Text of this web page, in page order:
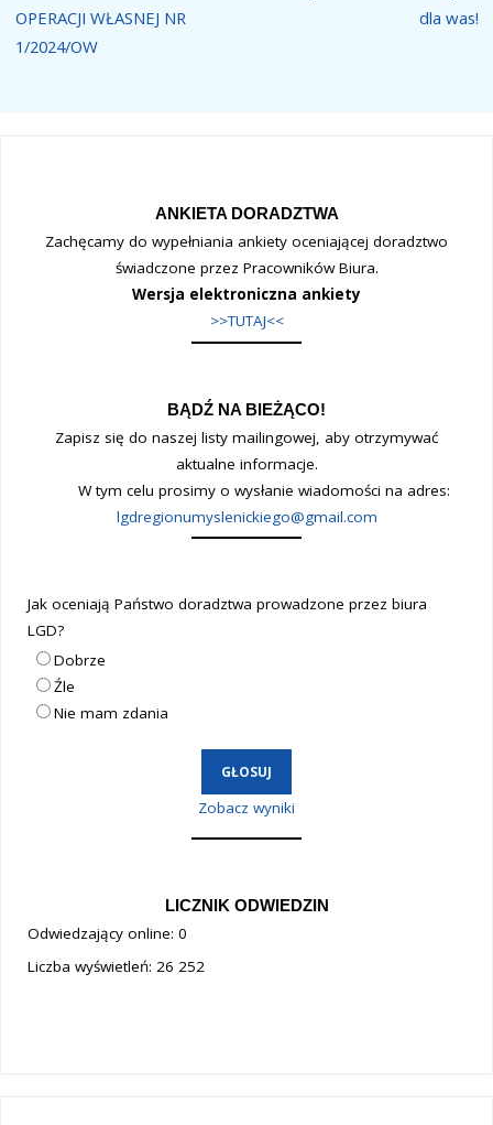
OPERACJI WŁASNEJ NR
1/2024/OW
dla was!
ANKIETA DORADZTWA
Zachęcamy do wypełniania ankiety oceniającej doradztwo
świadczone przez Pracowników Biura.
Wersja elektroniczna ankiety
>>TUTAJ<<
BĄDŹ NA BIEŻĄCO!
Zapisz się do naszej listy mailingowej, aby otrzymywać
aktualne informacje.
W tym celu prosimy o wysłanie wiadomości na adres:
lgdregionumyslenickiego@gmail.com
Jak oceniają Państwo doradztwa prowadzone przez biura
LGD?
Dobrze
Źle
Nie mam zdania
Zobacz wyniki
LICZNIK ODWIEDZIN
Odwiedzający online: 0
Liczba wyświetleń: 26 252